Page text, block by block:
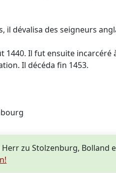
dévalisa des seigneurs
Il fut ensuite incarcéré
Il décéda fin 1453.
zu Stolzenburg, Bolland